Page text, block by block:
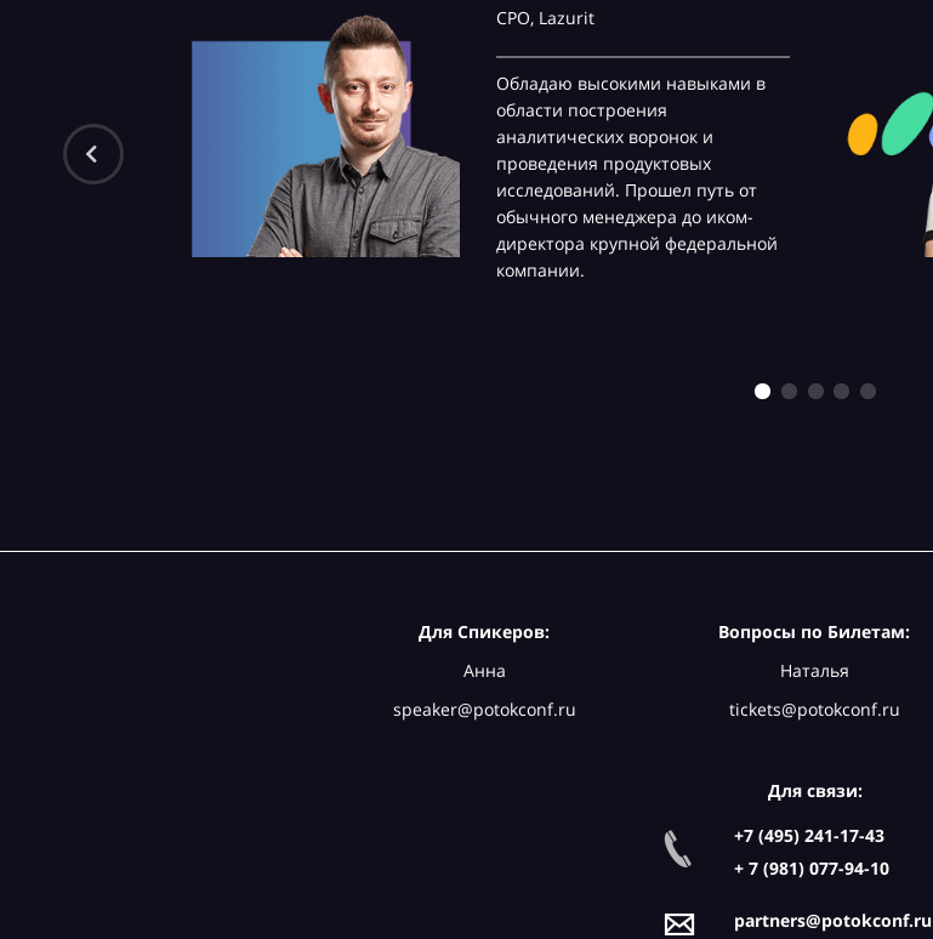
CPO, Lazurit
Обладаю высокими навыками в
области построения
аналитических воронок и
проведения продуктовых
исследований. Прошел путь от
обычного менеджера до иком-
директора крупной федеральной
компании.
Для Спикеров:
Анна
speaker@potokconf.ru
Вопросы по Билетам:
Наталья
tickets@potokconf.ru
Для связи:
+7 (495) 241-17-43
+ 7 (981) 077-94-10
partners@potokconf.ru